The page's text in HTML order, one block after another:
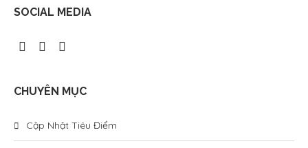
SOCIAL MEDIA
CHUYÊN MỤC
Cập Nhật Tiêu Điểm